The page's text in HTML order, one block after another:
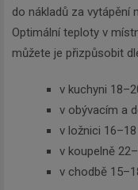
do nákladů za vytápění
Optimální teploty v
můžete je přizpůsobit
v kuchyni
v obývacím a
v ložnici 16–18
v koupelně
v chodbě